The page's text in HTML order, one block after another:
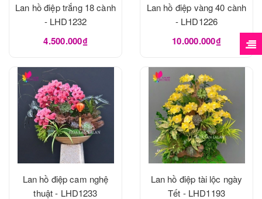
Lan hồ điệp trắng 18 cành
- LHD1232
4.500.000₫
Lan hồ điệp vàng 40 cành
- LHD1226
10.000.000₫
Lan hồ điệp cam nghệ
thuật - LHD1233
Lan hồ điệp tài lộc ngày
Tết - LHD1193